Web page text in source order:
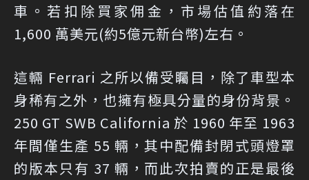
車。若扣除買家佣金，市場估值約落在
1,600 萬美元(約5億元新台幣)左右。
這輛 Ferrari 之所以備受矚目，除了車型本
身稀有之外，也擁有極具分量的身份背景。
250 GT SWB California 於 1960 年至 1963
年間僅生產 55 輛，其中配備封閉式頭燈罩
的版本只有 37 輛，而此次拍賣的正是最後